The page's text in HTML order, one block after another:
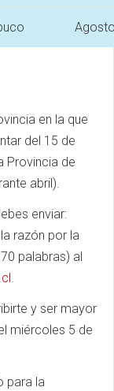
en la que
del 15 de
Provincia de
abril).
enviar:
razón por la
palabras) al
.
y ser mayor
miércoles 5 de
para la